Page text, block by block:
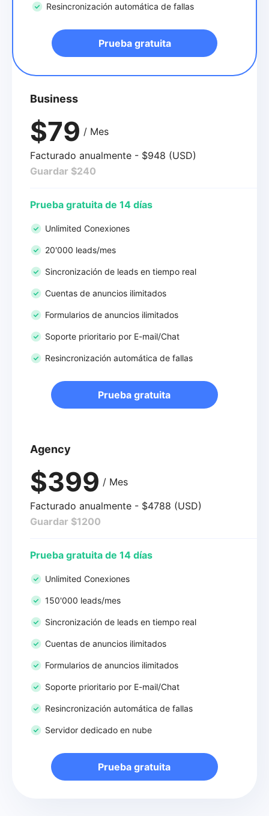
Resincronización automática de fallas
Prueba gratuita
Business
$79 / Mes
Facturado anualmente - $948 (USD)
Guardar $240
Prueba gratuita de 14 días
Unlimited Conexiones
20'000 leads/mes
Sincronización de leads en tiempo real
Cuentas de anuncios ilimitados
Formularios de anuncios ilimitados
Soporte prioritario por E-mail/Chat
Resincronización automática de fallas
Prueba gratuita
Agency
$399 / Mes
Facturado anualmente - $4788 (USD)
Guardar $1200
Prueba gratuita de 14 días
Unlimited Conexiones
150'000 leads/mes
Sincronización de leads en tiempo real
Cuentas de anuncios ilimitados
Formularios de anuncios ilimitados
Soporte prioritario por E-mail/Chat
Resincronización automática de fallas
Servidor dedicado en nube
Prueba gratuita